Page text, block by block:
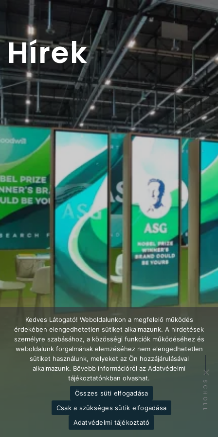
Hírek
SCROLL
Kedves Látogató! Weboldalunkon a megfelelő működés
érdekében elengedhetetlen sütiket alkalmazunk. A hirdetések
személyre szabásához, a közösségi funkciók működéséhez és
weboldalunk forgalmának elemzéséhez nem elengedhetetlen
sütiket használunk, melyeket az Ön hozzájárulásával
alkalmazunk. Bővebb információról az Adatvédelmi
tájékoztatónkban olvashat.
Összes süti elfogadása
Csak a szükséges sütik elfogadása
Adatvédelmi tájékoztató